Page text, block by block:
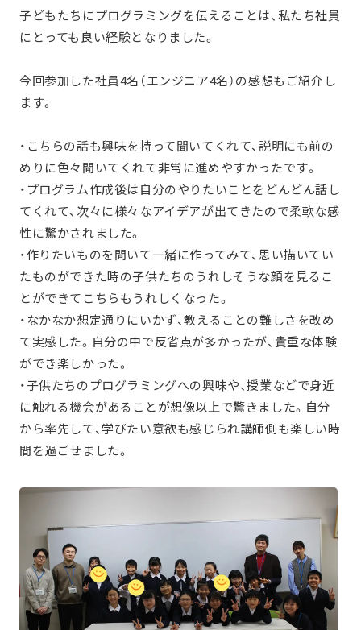
子どもたちにプログラミングを伝えることは、私たち社員
にとっても良い経験となりました。
今回参加した社員4名（エンジニア4名）の感想もご紹介し
ます。
・こちらの話も興味を持って聞いてくれて、説明にも前の
めりに色々聞いてくれて非常に進めやすかったです。
・プログラム作成後は自分のやりたいことをどんどん話し
てくれて、次々に様々なアイデアが出てきたので柔軟な感
性に驚かされました。
・作りたいものを聞いて一緒に作ってみて、思い描いてい
たものができた時の子供たちのうれしそうな顔を見るこ
とができてこちらもうれしくなった。
・なかなか想定通りにいかず、教えることの難しさを改め
て実感した。自分の中で反省点が多かったが、貴重な体験
ができ楽しかった。
・子供たちのプログラミングへの興味や、授業などで身近
に触れる機会があることが想像以上で驚きました。 自分
から率先して、学びたい意欲も感じられ講師側も楽しい時
間を過ごせました。